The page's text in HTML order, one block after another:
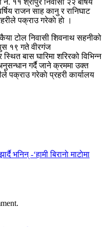
राजन साह कानु र रानिघाट
पक्राउ गरेकाे हाे ।
टोल निवासी शिवनाथ सहनीको
१९ गते वीरगंज
बास घारिमा शरिरको विभिन्न
गर्दै जाने क्रममा उक्त
पक्राउ गरेकाे प्रहरी कार्यालय
भनिन् -‘हामी बिरानाे माटाेमा